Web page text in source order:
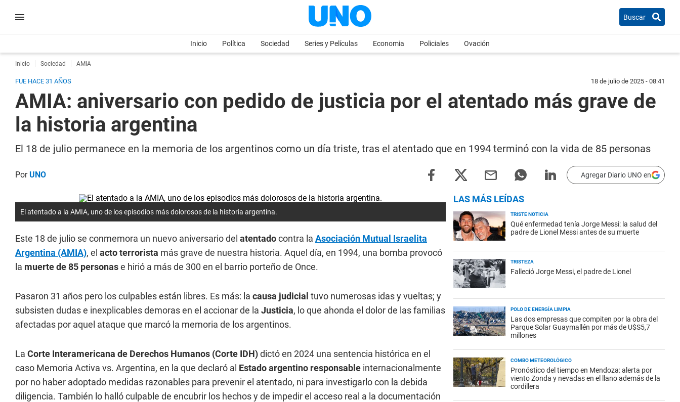
Buscar
Inicio Política Sociedad Series y Películas Economia Policiales Ovación
Inicio Sociedad AMIA
FUE HACE 31 AÑOS 18 de julio de 2025 - 08:41
AMIA: aniversario con pedido de justicia por el atentado más grave de
la historia argentina
El 18 de julio permanece en la memoria de los argentinos como un día triste, tras el atentado que en 1994 terminó con la vida de 85 personas
PorUNO Agregar Diario UNO en
El atentado a la AMIA, uno de los episodios más dolorosos de la historia argentina.
Este 18 de julio se conmemora un nuevo aniversario del atentadocontra la Asociación Mutual Israelita
Argentina (AMIA), el acto terrorista más grave de nuestra historia. Aquel día, en 1994, una bomba provocó
la muerte de 85 personase hirió a más de 300 en el barrio porteño de Once.
Pasaron 31 años pero los culpables están libres. Es más: la causa judicial tuvo numerosas idas y vueltas; y
subsisten dudas e inexplicables demoras en el accionar de la Justicia, lo que ahonda el dolor de las familias
afectadas por aquel ataque que marcó la memoria de los argentinos.
La Corte Interamericana de Derechos Humanos (Corte IDH)dictó en 2024 una sentencia histórica en el
caso Memoria Activa vs. Argentina, en la que declaró al Estado argentino responsable internacionalmente
por no haber adoptado medidas razonables para prevenir el atentado, ni para investigarlo con la debida
diligencia. También lo halló culpable de encubrir los hechos y de impedir el acceso real a la documentación
LAS MÁS LEÍDAS
TRISTE NOTICIA
Qué enfermedad tenía Jorge Messi: la salud del
padre de Lionel Messi antes de su muerte
TRISTEZA
Falleció Jorge Messi, el padre de Lionel
POLO DE ENERGÍA LIMPIA
Las dos empresas que compiten por la obra del
Parque Solar Guaymallén por más de U$S5,7
millones
COMBO METEOROLÓGICO
Pronóstico del tiempo en Mendoza: alerta por
viento Zonda y nevadas en el llano además de la
cordillera